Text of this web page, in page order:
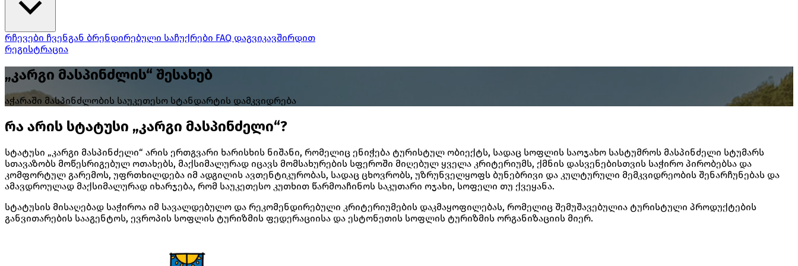
რჩევები ჩვენგან ბრენდირებული საჩუქრები FAQ დაგვიკავშირდით
რეგისტრაცია
„კარგი მასპინძლის“ შესახებ
აჭარაში მასპინძლობის საუკეთესო სტანდარტის დამკვიდრება
რა არის სტატუსი „კარგი მასპინძელი“?
სტატუსი „კარგი მასპინძელი“ არის ერთგვარი ხარისხის ნიშანი, რომელიც ენიჭება ტურისტულ ობიექტს, სადაც სოფლის საოჯახო სასტუმროს მასპინძელი სტუმარს
სთავაზობს მოწესრიგებულ ოთახებს, მაქსიმალურად იცავს მომსახურების სფეროში მიღებულ ყველა კრიტერიუმს, ქმნის დასვენებისთვის საჭირო პირობებსა და
კომფორტულ გარემოს, უფრთხილდება იმ ადგილის ავთენტიკურობას, სადაც ცხოვრობს, უზრუნველყოფს ბუნებრივი და კულტურული მემკვიდრეობის შენარჩუნებას და
ამავდროულად მაქსიმალურად იხარჯება, რომ საუკეთესო კუთხით წარმოაჩინოს საკუთარი ოჯახი, სოფელი თუ ქვეყანა.
სტატუსის მისაღებად საჭიროა იმ სავალდებულო და რეკომენდირებული კრიტერიუმების დაკმაყოფილებას, რომელიც შემუშავებულია ტურისტული პროდუქტების
განვითარების სააგენტოს, ევროპის სოფლის ტურიზმის ფედერაციისა და ესტონეთის სოფლის ტურიზმის ორგანიზაციის მიერ.